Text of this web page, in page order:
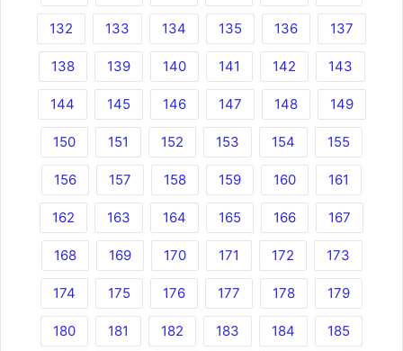
132 133 134 135 136 137
138 139 140 141 142 143
144 145 146 147 148 149
150 151 152 153 154 155
156 157 158 159 160 161
162 163 164 165 166 167
168 169 170 171 172 173
174 175 176 177 178 179
180 181 182 183 184 185